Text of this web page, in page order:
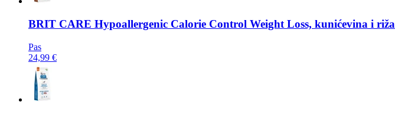
BRIT CARE Hypoallergenic Calorie Control Weight Loss, kunićevina i riža
Pas
24,99 €